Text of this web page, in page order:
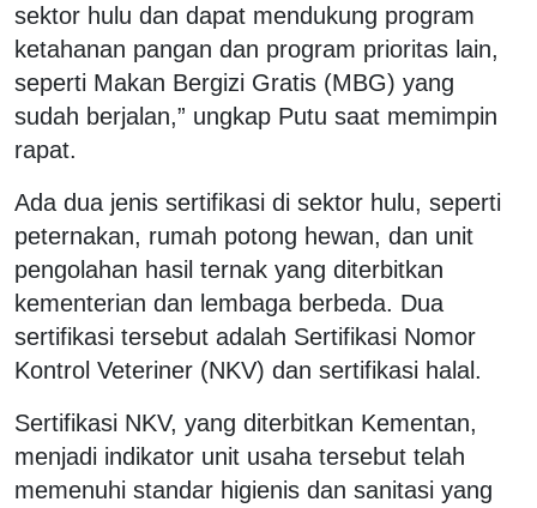
sektor hulu dan dapat mendukung program
ketahanan pangan dan program prioritas lain,
seperti Makan Bergizi Gratis (MBG) yang
sudah berjalan,” ungkap Putu saat memimpin
rapat.
Ada dua jenis sertifikasi di sektor hulu, seperti
peternakan, rumah potong hewan, dan unit
pengolahan hasil ternak yang diterbitkan
kementerian dan lembaga berbeda. Dua
sertifikasi tersebut adalah Sertifikasi Nomor
Kontrol Veteriner (NKV) dan sertifikasi halal.
Sertifikasi NKV, yang diterbitkan Kementan,
menjadi indikator unit usaha tersebut telah
memenuhi standar higienis dan sanitasi yang